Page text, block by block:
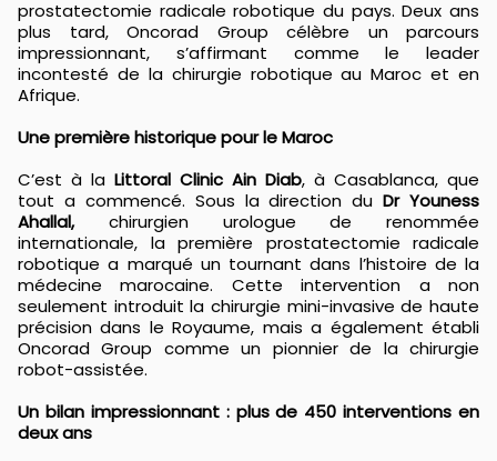
prostatectomie radicale robotique du pays. Deux ans
plus tard, Oncorad Group célèbre un parcours
impressionnant, s’affirmant comme le leader
incontesté de la chirurgie robotique au Maroc et en
Afrique.
Une première historique pour le Maroc
C’est à la Littoral Clinic Ain Diab, à Casablanca, que
tout a commencé. Sous la direction duDr Youness
Ahallal, chirurgien urologue de renommée
internationale, la première prostatectomie radicale
robotique a marqué un tournant dans l’histoire de la
médecine marocaine. Cette intervention a non
seulement introduit la chirurgie mini-invasive de haute
précision dans le Royaume, mais a également établi
Oncorad Group comme un pionnier de la chirurgie
robot-assistée.
Un bilan impressionnant : plus de 450 interventions en
deux ans